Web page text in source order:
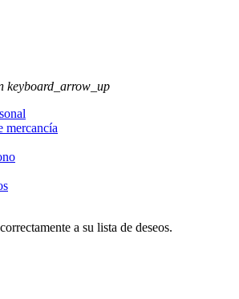
keyboard_arrow_up
mercancía
a su lista de deseos.